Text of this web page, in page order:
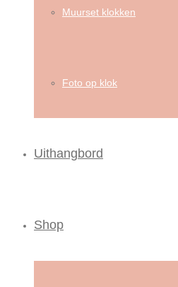
Muurset klokken
Foto op klok
Uithangbord
Shop